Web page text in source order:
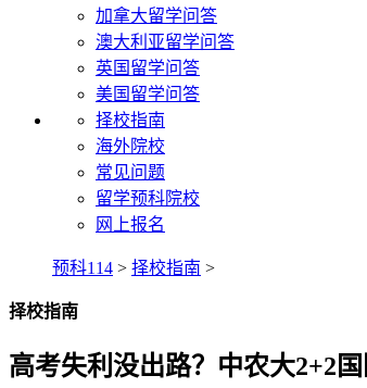
加拿大留学问答
澳大利亚留学问答
英国留学问答
美国留学问答
择校指南
海外院校
常见问题
留学预科院校
网上报名
预科114 > 择校指南 >
择校指南
高考失利没出路？中农大2+2